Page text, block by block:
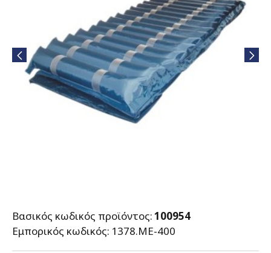
Βασικός κωδικός προϊόντος:100954
Εμπορικός κωδικός: 1378.ΜΕ-400